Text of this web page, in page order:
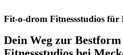
Fit-o-drom Fitnessstudios für
Dein Weg zur